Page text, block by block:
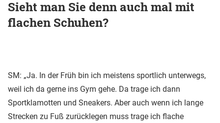
Sieht man Sie denn auch mal mit
flachen Schuhen?
SM: „Ja. In der Früh bin ich meistens sportlich unterwegs,
weil ich da gerne ins Gym gehe. Da trage ich dann
Sportklamotten und Sneakers. Aber auch wenn ich lange
Strecken zu Fuß zurücklegen muss trage ich flache